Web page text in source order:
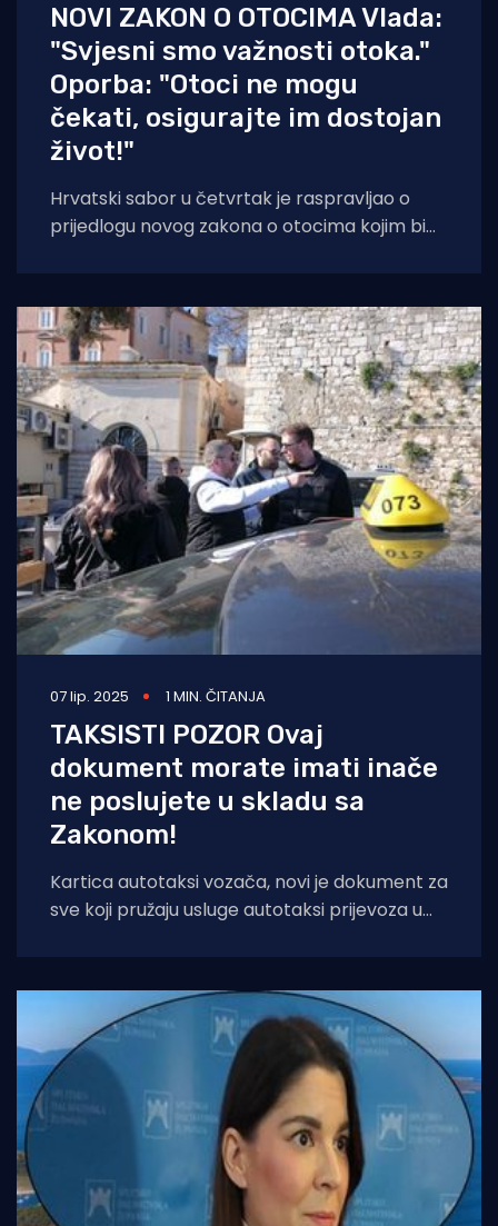
NOVI ZAKON O OTOCIMA Vlada:
"Svjesni smo važnosti otoka."
Oporba: "Otoci ne mogu
čekati, osigurajte im dostojan
život!"
Hrvatski sabor u četvrtak je raspravljao o
prijedlogu novog zakona o otocima kojim bi
07 lip. 2025 1 MIN. ČITANJA
TAKSISTI POZOR Ovaj
dokument morate imati inače
ne poslujete u skladu sa
Zakonom!
Kartica autotaksi vozača, novi je dokument za
sve koji pružaju usluge autotaksi prijevoza u